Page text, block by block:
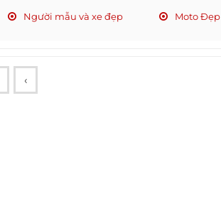
Người mẫu và xe đẹp Moto Đẹp
‹